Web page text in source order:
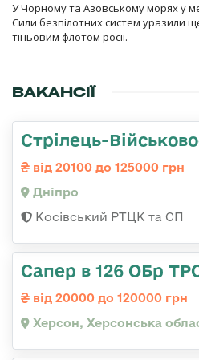
У Чорному та Азовському морях у
Сили безпілотних систем уразили
тіньовим флотом росії.
ВАКАНСІЇ
Стрілець-
від 20100 до 125000 грн
Дніпро
Косівський РТЦК та СП
Сапер в 126 ОБр
від 20000 до 120000 грн
Херсон, Херсонська